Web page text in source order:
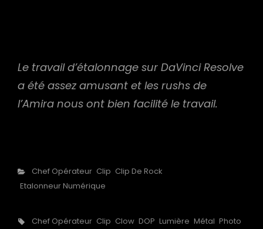
Le travail d’étalonnage sur DaVinci Resolve
a été assez amusant et les rushs de
l’Amira nous ont bien facilité le travail.
Categories
Chef Opérateur Clip Clip De Rock
Etalonneur Numérique
Tags,
Chef Opérateur Clip Clow DOP Lumière Métal Photo